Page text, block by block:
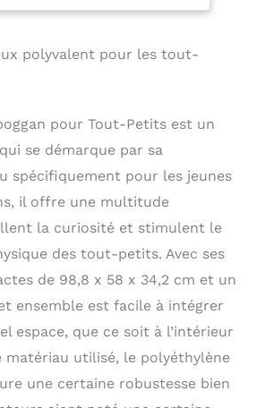
explorateurs peuvent
Cet ensemble de
toboggan polyvalent
pour bébés comprend
plusieurs zones
toboggan, panier de
basket, télescope et
tunnel de crawl. Conçu
notre ensemble de
toboggan pour tout-
petits est parfait pour
favoriser les
compétences
physiques, cognitives et
polyvalent pour les tout-
pour Tout-Petits est un
se démarque par sa
spécifiquement pour les jeunes
il offre une multitude
la curiosité et stimulent le
des tout-petits. Avec ses
de 98,8 x 58 x 34,2 cm et un
ensemble est facile à intégrer
espace, que ce soit à l’intérieur
matériau utilisé, le polyéthylène
une certaine robustesse bien